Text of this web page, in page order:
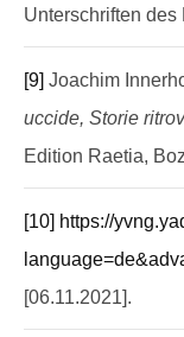
Unterschriften des
[9] Joachim
uccide, Storie
Edition Raetia,
[10] https://
[06.11.2021].